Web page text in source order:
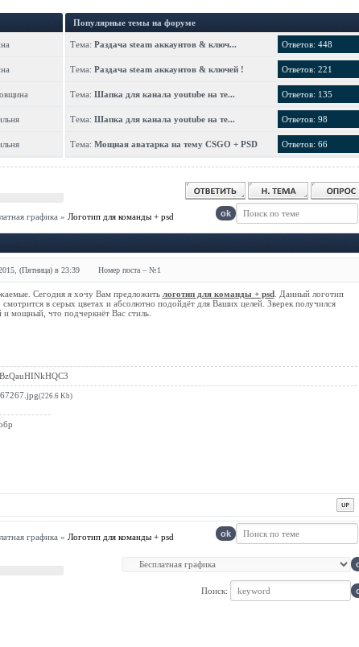
Популярные темы на форуме
Тема: Раздача steam аккаунтов & ключ... Ответов: 448
Тема: Раздача steam аккаунтов & ключей ! Ответов: 221
Тема: Шапка для канала youtube на те... Ответов: 135
Тема: Шапка для канала youtube на те... Ответов: 98
Тема: Мощная аватарка на тему CSGO + PSD Ответов: 66
графика » Логотип для команды + psd
(Пятница) в 23:39 Номер поста – №1
Сегодня я хочу Вам предложить логотип для команды + psd. Данный логотип
смотрится в серых цветах и абсолютно подойдёт для Ваших целей. Зверек получился
и мощный, что подчеркнёт Вас стиль.
(226.6 Kb)
графика » Логотип для команды + psd
Поиск: